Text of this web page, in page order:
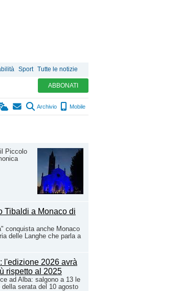
Sport Tutte le notizie
ABBONATI
Archivio Mobile
Piccolo
conquista anche Monaco
delle Langhe che parla a
ad Alba: salgono a 13 le
serata del 10 agosto